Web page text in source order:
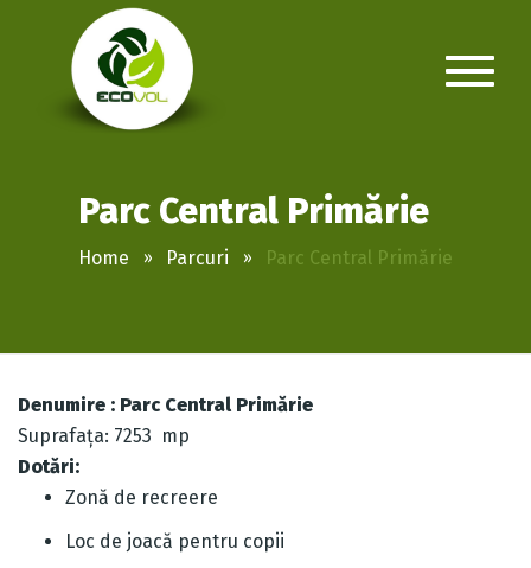
Parc Central Primărie
Home Parcuri Parc Central Primărie
Denumire : Parc Central Primărie
Suprafaţa: 7253 mp
Dotări:
Zonă de recreere
Loc de joacă pentru copii